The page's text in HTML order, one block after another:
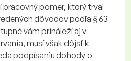
pomer, ktorý trval
dôvodov podľa § 63
vám prináleží aj v
musí však dôjsť k
podpísaniu dohody o